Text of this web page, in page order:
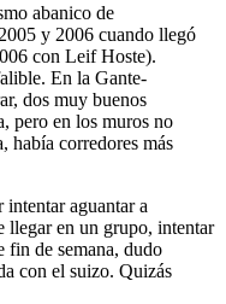
abanico de
y 2006 cuando llegó
con Leif Hoste).
En la Gante-
dos muy buenos
pero en los muros no
había corredores más
intentar aguantar a
llegar en un grupo, intentar
fin de semana, dudo
con el suizo. Quizás